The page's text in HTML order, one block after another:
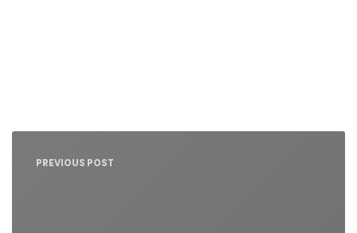
Nawigacja
PREVIOUS POST